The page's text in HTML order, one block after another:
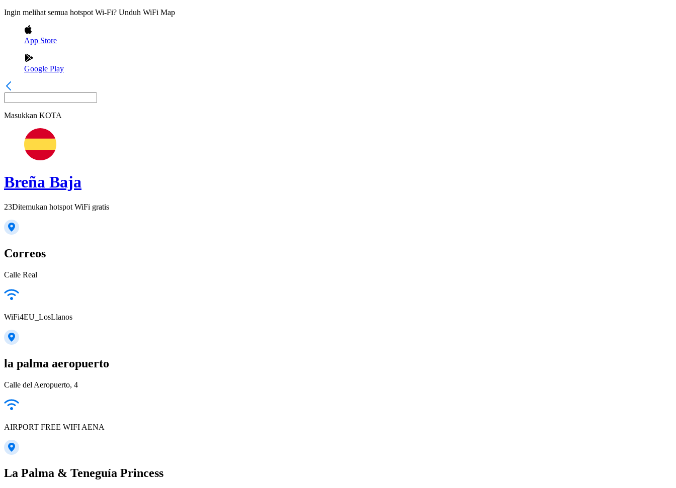
Ingin melihat semua hotspot Wi-Fi? Unduh WiFi Map
App Store
Google Play
Masukkan KOTA
Breña Baja
23Ditemukan hotspot WiFi gratis
Correos
Calle Real
WiFi4EU_LosLlanos
la palma aeropuerto
Calle del Aeropuerto, 4
AIRPORT FREE WIFI AENA
La Palma & Teneguía Princess